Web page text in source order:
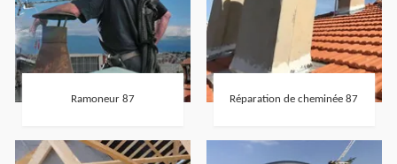
Ramoneur 87 Réparation de cheminée 87